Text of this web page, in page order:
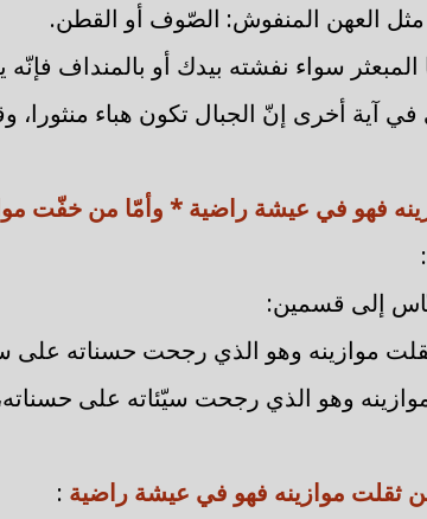
العهن المنفوش: الصّوف أو القطن.
سواء نفشته بيدك أو بالمنداف
في آية أخرى إنّ الجبال تكون هباء منثورا،
فهو في عيشة راضية * وأمّا من خفّت
:
إلى قسمين:
موازينه وهو الذي رجحت حسناته على
وهو الذي رجحت سيّئاته على
ثقلت موازينه فهو في عيشة راضية :